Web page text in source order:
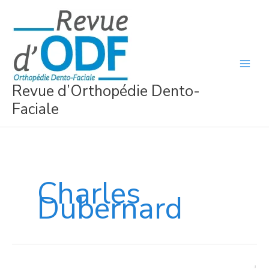
Revue d’Orthopédie Dento-
Faciale
Charles
Dubernard